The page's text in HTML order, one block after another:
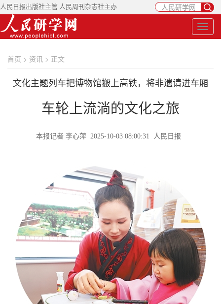
人民日报出版社主管 人民周刊杂志社主办
首页 > 资讯 > 正文
文化主题列车把博物馆搬上高铁，将非遗请进车厢
车轮上流淌的文化之旅
本报记者 李心萍 2025-10-03 08:00:31 人民日报